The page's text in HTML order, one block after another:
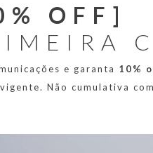
OFF]
e garanta 10%
Não cumulativa